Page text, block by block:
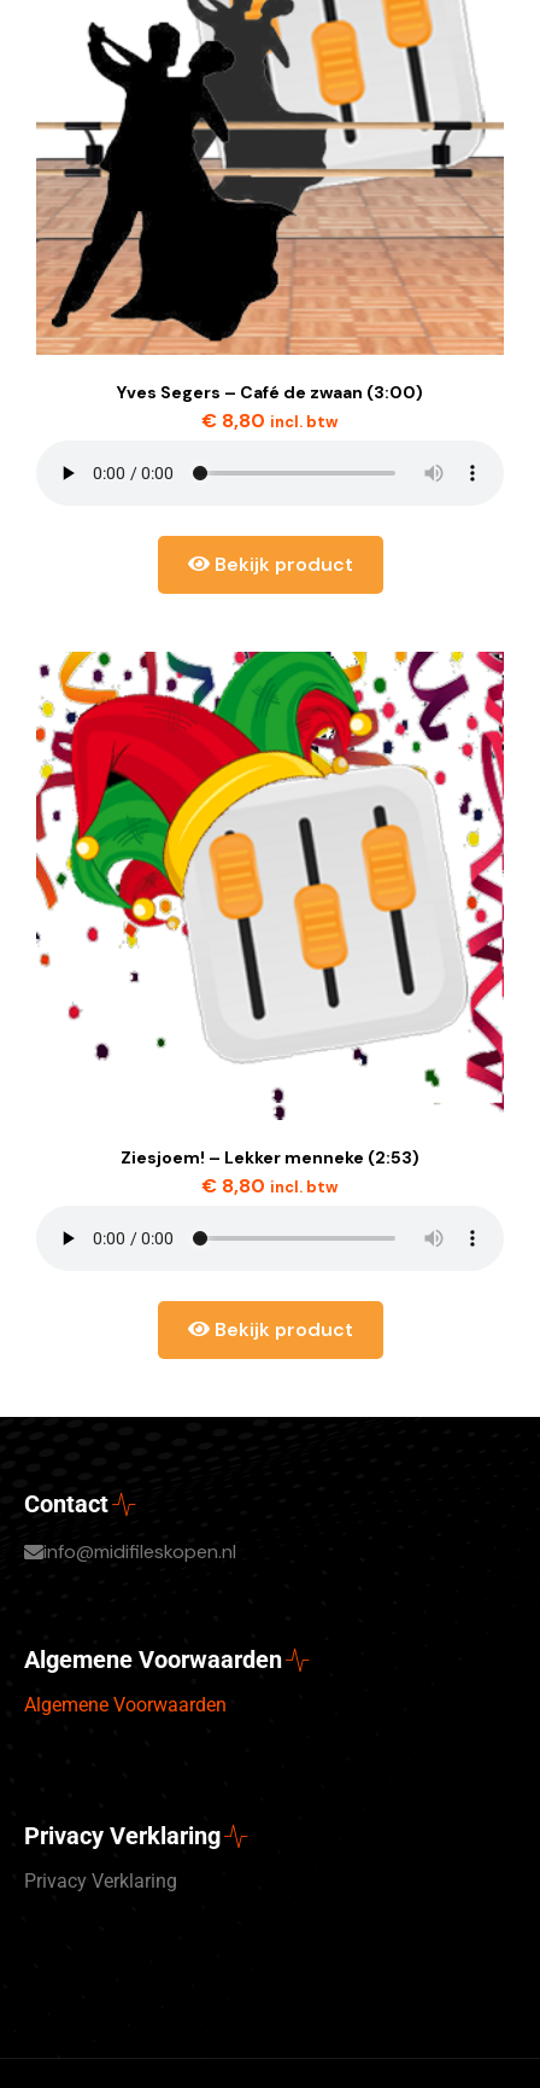
Yves Segers – Café de zwaan (3:00)
€ 8,80 incl. btw
Bekijk product
Ziesjoem! – Lekker menneke (2:53)
€ 8,80 incl. btw
Bekijk product
Contact
info@midifileskopen.nl
Algemene Voorwaarden
Algemene Voorwaarden
Privacy Verklaring
Privacy Verklaring